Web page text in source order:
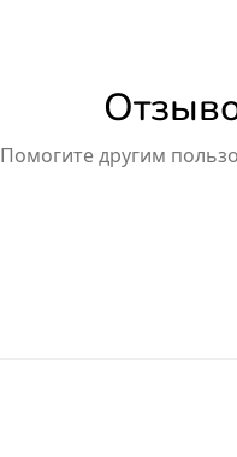
Помогите другим